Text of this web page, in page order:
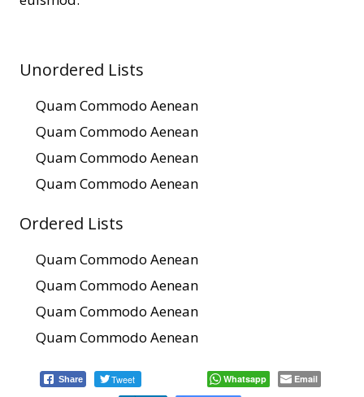
Unordered Lists
Quam Commodo Aenean
Quam Commodo Aenean
Quam Commodo Aenean
Quam Commodo Aenean
Ordered Lists
Quam Commodo Aenean
Quam Commodo Aenean
Quam Commodo Aenean
Quam Commodo Aenean
Share Tweet Whatsapp Email